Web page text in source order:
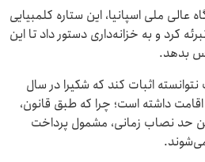
عالی ملی اسپانیا، این ستاره کلمبیایی
کرد و به خزانه‌داری دستور داد تا این
پس بدهد.
نتوانسته اثبات کند که شکیرا در سال
در اسپانیا اقامت داشته است؛ چرا که طبق قانون،
حد نصاب زمانی، مشمول پرداخت